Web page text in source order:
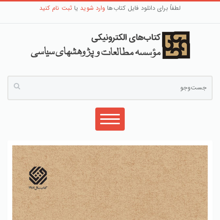
لطفاً برای دانلود فایل کتاب‌ها وارد شوید یا ثبت نام کنید